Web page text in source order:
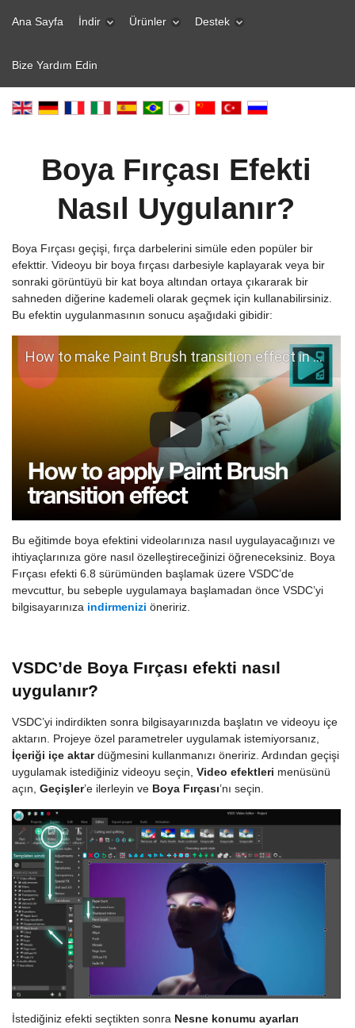
Ana Sayfa İndir Ürünler Destek
Bize Yardım Edin
Boya Fırçası Efekti
Nasıl Uygulanır?
Boya Fırçası geçişi, fırça darbelerini simüle eden popüler bir
efekttir. Videoyu bir boya fırçası darbesiyle kaplayarak veya bir
sonraki görüntüyü bir kat boya altından ortaya çıkararak bir
sahneden diğerine kademeli olarak geçmek için kullanabilirsiniz.
Bu efektin uygulanmasının sonucu aşağıdaki gibidir:
How to make Paint Brush transition effect in VSDC Free Video Editor
Bu eğitimde boya efektini videolarınıza nasıl uygulayacağınızı ve
ihtiyaçlarınıza göre nasıl özelleştireceğinizi öğreneceksiniz. Boya
Fırçası efekti 6.8 sürümünden başlamak üzere VSDC’de
mevcuttur, bu sebeple uygulamaya başlamadan önce VSDC’yi
bilgisayarınıza indirmenizi öneririz.
VSDC’de Boya Fırçası efekti nasıl
uygulanır?
VSDC’yi indirdikten sonra bilgisayarınızda başlatın ve videoyu içe
aktarın. Projeye özel parametreler uygulamak istemiyorsanız,
İçeriği içe aktardüğmesini kullanmanızı öneririz. Ardından geçişi
uygulamak istediğiniz videoyu seçin, Video efektleri menüsünü
açın, Geçişler’e ilerleyin ve Boya Fırçası’nı seçin.
İstediğiniz efekti seçtikten sonra Nesne konumu ayarları